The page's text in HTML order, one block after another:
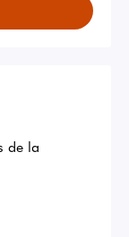
de la